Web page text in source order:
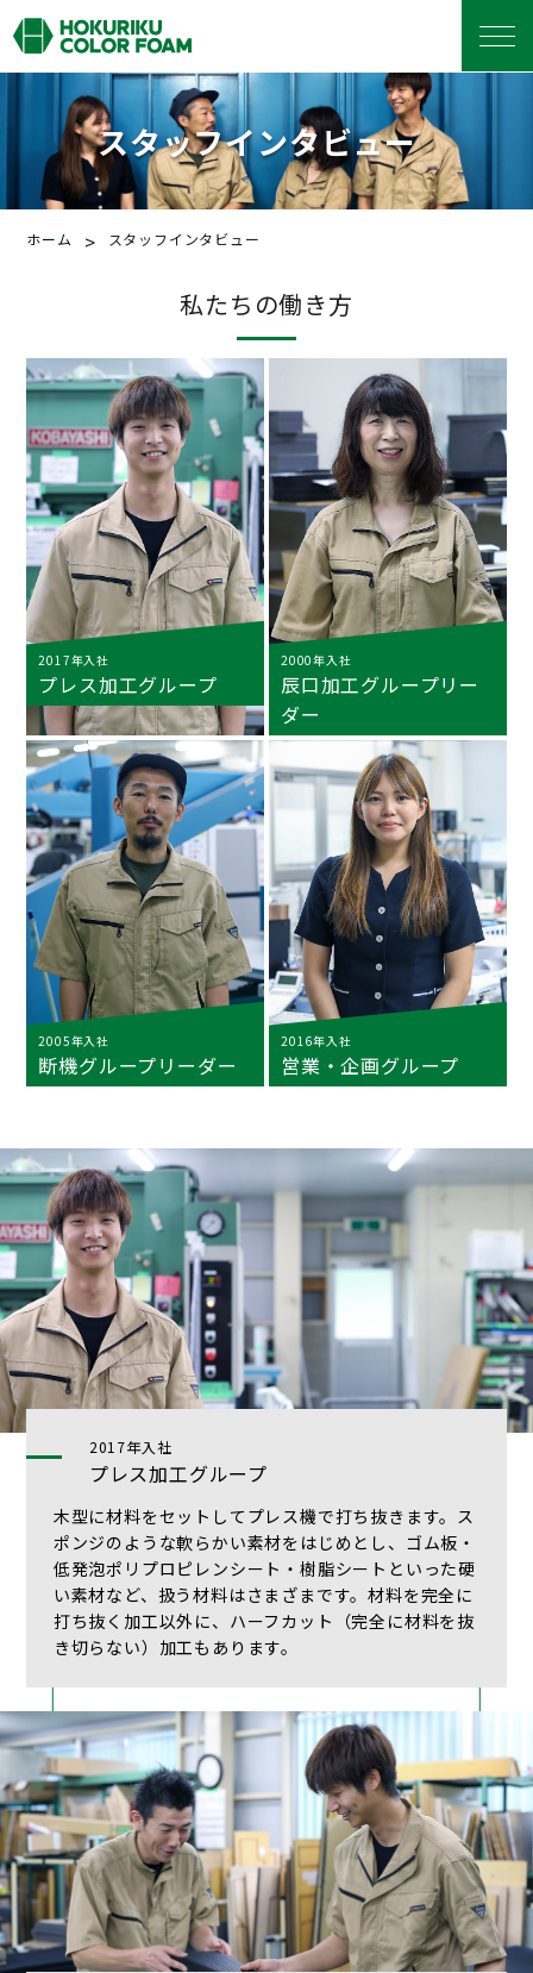
スタッフインタビュー
ホーム > スタッフインタビュー
私たちの働き方
2017年入社
プレス加工グループ
2000年入社
辰口加工グループリー
ダー
2005年入社
断機グループリーダー
2016年入社
営業・企画グループ
2017年入社
プレス加工グループ
木型に材料をセットしてプレス機で打ち抜きます。ス
ポンジのような軟らかい素材をはじめとし、ゴム板・
低発泡ポリプロピレンシート・樹脂シートといった硬
い素材など、扱う材料はさまざまです。材料を完全に
打ち抜く加工以外に、ハーフカット（完全に材料を抜
き切らない）加工もあります。